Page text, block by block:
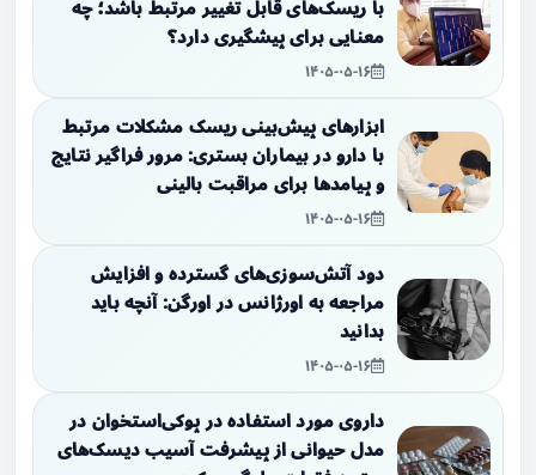
با ریسک‌های قابل تغییر مرتبط باشد؛ چه
معنایی برای پیشگیری دارد؟
۱۴۰۵-۰۵-۱۶
ابزارهای پیش‌بینی ریسک مشکلات مرتبط
با دارو در بیماران بستری: مرور فراگیر نتایج
و پیامدها برای مراقبت بالینی
۱۴۰۵-۰۵-۱۶
دود آتش‌سوزی‌های گسترده و افزایش
مراجعه به اورژانس در اورگن: آنچه باید
بدانید
۱۴۰۵-۰۵-۱۶
داروی مورد استفاده در پوکی‌استخوان در
مدل حیوانی از پیشرفت آسیب دیسک‌های